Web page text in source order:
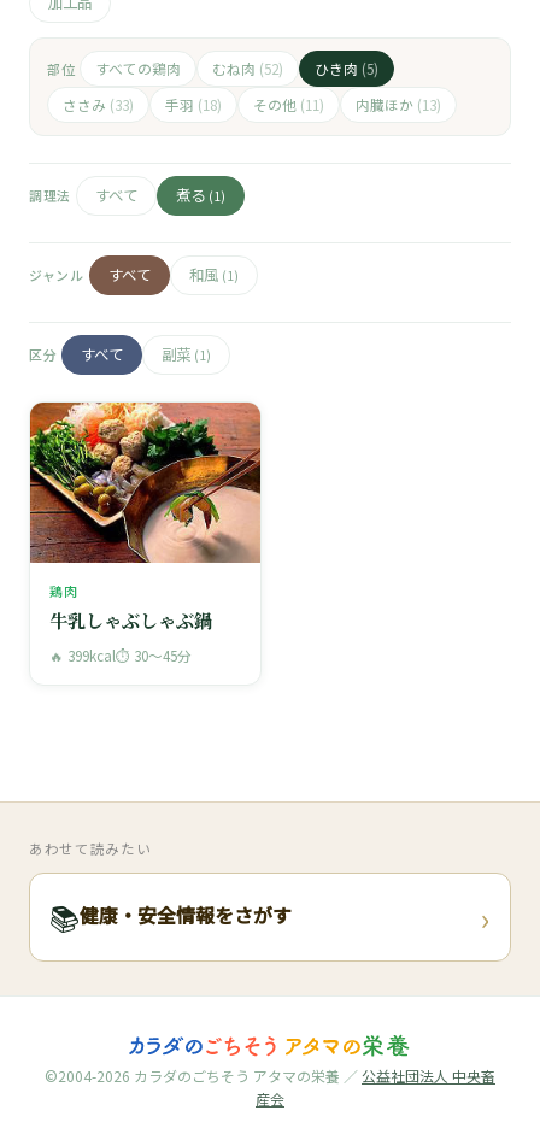
部位 すべての鶏肉 むね肉 (52) ひき肉 (5)
ささみ (33) 手羽 (18) その他 (11) 内臓ほか (13)
調理法 すべて 煮る (1)
ジャンル すべて 和風 (1)
区分 すべて 副菜 (1)
鶏肉
牛乳しゃぶしゃぶ鍋
🔥 399kcal⏱ 30〜45分
あわせて読みたい
📚健康・安全情報をさがす ›
©2004-2026 カラダのごちそう アタマの栄養 ／公益社団法人 中央畜
産会